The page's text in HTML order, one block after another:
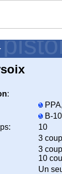
:
PPA,
B-
10
3
3
10
Un